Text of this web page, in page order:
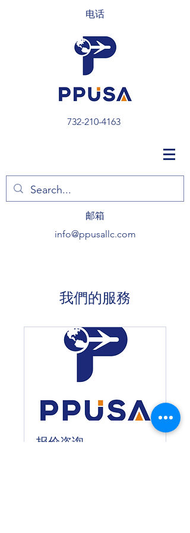
电话
732-210-4163
​邮箱
info@ppusallc.com
我們的服務
报价咨询